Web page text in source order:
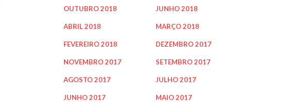
OUTUBRO 2018 JUNHO 2018
ABRIL 2018 MARÇO 2018
FEVEREIRO 2018 DEZEMBRO 2017
NOVEMBRO 2017 SETEMBRO 2017
AGOSTO 2017 JULHO 2017
JUNHO 2017 MAIO 2017